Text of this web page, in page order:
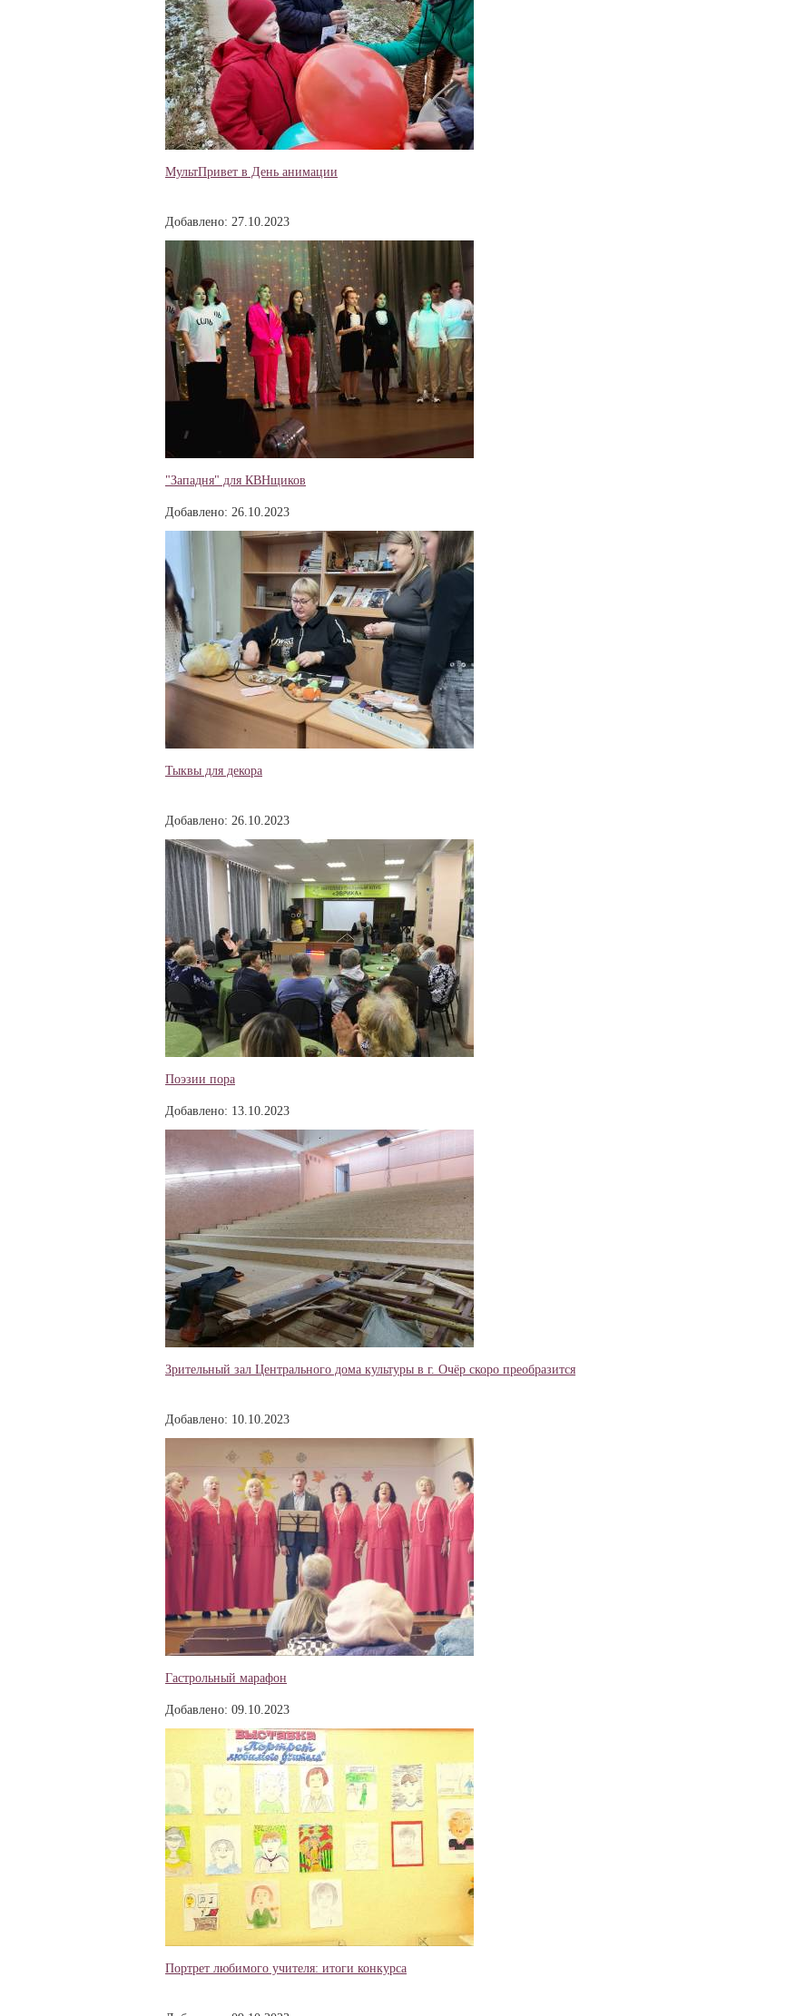
МультПривет в День анимации
Добавлено: 27.10.2023
"Западня" для КВНщиков
Добавлено: 26.10.2023
Тыквы для декора
Добавлено: 26.10.2023
Поэзии пора
Добавлено: 13.10.2023
Зрительный зал Центрального дома культуры в г. Очёр скоро преобразится
Добавлено: 10.10.2023
Гастрольный марафон
Добавлено: 09.10.2023
Портрет любимого учителя: итоги конкурса